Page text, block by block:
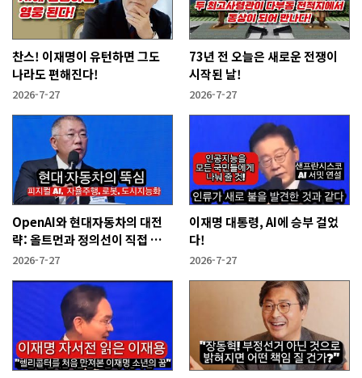
찬스! 이재명이 유턴하면 그도
나라도 편해진다!
2026-7-27
73년 전 오늘은 새로운 전쟁이
시작된 날!
2026-7-27
OpenAI와 현대자동차의 대전
략: 올트먼과 정의선이 직접 설
명한다!
2026-7-27
이재명 대통령, AI에 승부 걸었
다!
2026-7-27